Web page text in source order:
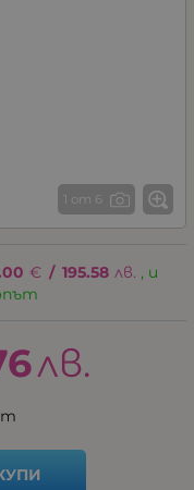
1 от 6
€ / 195.58 лв. , и
лв.